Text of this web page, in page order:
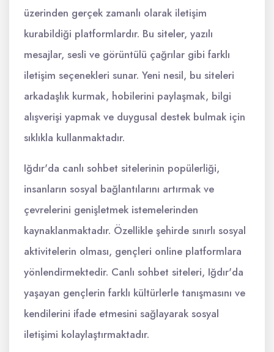
üzerinden gerçek zamanlı olarak iletişim
kurabildiği platformlardır. Bu siteler, yazılı
mesajlar, sesli ve görüntülü çağrılar gibi farklı
iletişim seçenekleri sunar. Yeni nesil, bu siteleri
arkadaşlık kurmak, hobilerini paylaşmak, bilgi
alışverişi yapmak ve duygusal destek bulmak için
sıklıkla kullanmaktadır.
Iğdır'da canlı sohbet sitelerinin popülerliği,
insanların sosyal bağlantılarını artırmak ve
çevrelerini genişletmek istemelerinden
kaynaklanmaktadır. Özellikle şehirde sınırlı sosyal
aktivitelerin olması, gençleri online platformlara
yönlendirmektedir. Canlı sohbet siteleri, Iğdır'da
yaşayan gençlerin farklı kültürlerle tanışmasını ve
kendilerini ifade etmesini sağlayarak sosyal
iletişimi kolaylaştırmaktadır.